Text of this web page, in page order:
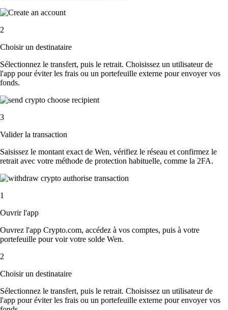
2
Choisir un destinataire
Sélectionnez le transfert, puis le retrait. Choisissez un utilisateur de
l'app pour éviter les frais ou un portefeuille externe pour envoyer vos
fonds.
3
Valider la transaction
Saisissez le montant exact de Wen, vérifiez le réseau et confirmez le
retrait avec votre méthode de protection habituelle, comme la 2FA.
1
Ouvrir l'app
Ouvrez l'app Crypto.com, accédez à vos comptes, puis à votre
portefeuille pour voir votre solde Wen.
2
Choisir un destinataire
Sélectionnez le transfert, puis le retrait. Choisissez un utilisateur de
l'app pour éviter les frais ou un portefeuille externe pour envoyer vos